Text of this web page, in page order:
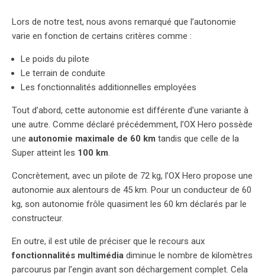
Lors de notre test, nous avons remarqué que l’autonomie
varie en fonction de certains critères comme :
Le poids du pilote
Le terrain de conduite
Les fonctionnalités additionnelles employées
Tout d’abord, cette autonomie est différente d’une variante à
une autre. Comme déclaré précédemment, l’OX Hero possède
une autonomie maximale de 60 km tandis que celle de la
Super atteint les 100 km.
Concrètement, avec un pilote de 72 kg, l’OX Hero propose une
autonomie aux alentours de 45 km. Pour un conducteur de 60
kg, son autonomie frôle quasiment les 60 km déclarés par le
constructeur.
En outre, il est utile de préciser que le recours aux
fonctionnalités multimédia diminue le nombre de kilomètres
parcourus par l’engin avant son déchargement complet. Cela